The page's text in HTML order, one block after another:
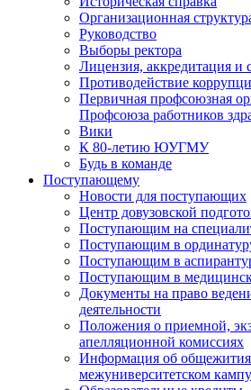
Организационная
Руководство
Выборы ректора
Лицензия, аккредитация и
Противодействие
Первичная профсоюзная
Профсоюза работников
Вики
К 80-летию ЮУГМУ
Будь в команде
Поступающему
Новости для поступающих
Центр довузовской
Поступающим на
Поступающим в
Поступающим в
Поступающим в
Документы на право
деятельности
Положения о приемной,
апелляционной комиссиях
Информация об
межуниверситетском